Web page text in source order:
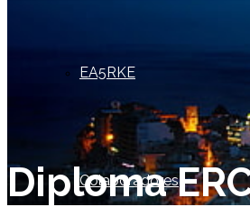
EA5RKE
Colaboradores
Diploma